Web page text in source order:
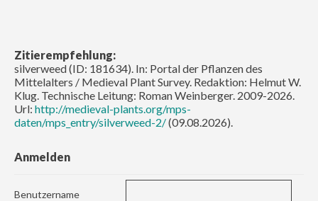
Zitierempfehlung:
silverweed (ID: 181634). In: Portal der Pflanzen des
Mittelalters / Medieval Plant Survey. Redaktion: Helmut W.
Klug. Technische Leitung: Roman Weinberger. 2009-2026.
Url: http://medieval-plants.org/mps-
daten/mps_entry/silverweed-2/(09.08.2026).
Anmelden
Benutzername